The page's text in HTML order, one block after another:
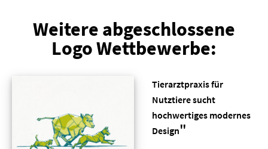
Weitere abgeschlossene
Logo Wettbewerbe:
Tierarztpraxis für
Nutztiere sucht
hochwertiges modernes
Design"